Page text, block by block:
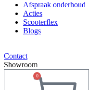
Afspraak onderhoud
Acties
Scooterflex
Blogs
Contact
Showroom
0